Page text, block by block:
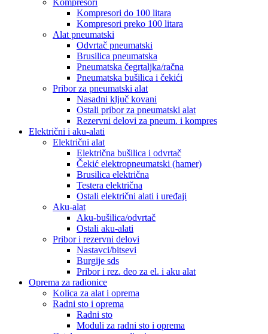
Kompresori
Kompresori do 100 litara
Kompresori preko 100 litara
Alat pneumatski
Odvrtač pneumatski
Brusilica pneumatska
Pneumatska čegrtaljka/račna
Pneumatska bušilica i čekići
Pribor za pneumatski alat
Nasadni ključ kovani
Ostali pribor za pneumatski alat
Rezervni delovi za pneum. i kompres
Električni i aku-alati
Električni alat
Električna bušilica i odvrtač
Čekić elektropneumatski (hamer)
Brusilica električna
Testera električna
Ostali električni alati i uređaji
Aku-alat
Aku-bušilica/odvrtač
Ostali aku-alati
Pribor i rezervni delovi
Nastavci/bitsevi
Burgije sds
Pribor i rez. deo za el. i aku alat
Oprema za radionice
Kolica za alat i oprema
Radni sto i oprema
Radni sto
Moduli za radni sto i oprema